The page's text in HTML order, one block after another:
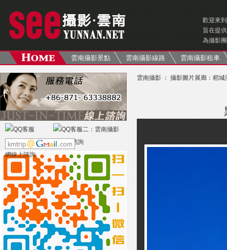
歡迎來
旨在提供
為攝影
雲南攝影景點 雲南攝影線路 雲南攝影租車
雲南攝影 ： 攝影圖片展廊 ： 稻城